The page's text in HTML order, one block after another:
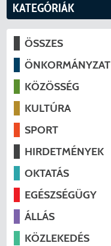
KATEGÓRIÁK
ÖSSZES
ÖNKORMÁNYZAT
KÖZÖSSÉG
KULTÚRA
SPORT
HIRDETMÉNYEK
OKTATÁS
EGÉSZSÉGÜGY
ÁLLÁS
KÖZLEKEDÉS